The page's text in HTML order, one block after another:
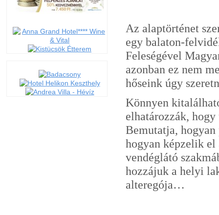
Az alaptörténet
egy balaton-
Feleségével
azonban ez nem
hőseink úgy
Könnyen
elhatározzák,
Bemutatja,
hogyan képzelik el
vendéglátó
hozzájuk a helyi
alteregója…